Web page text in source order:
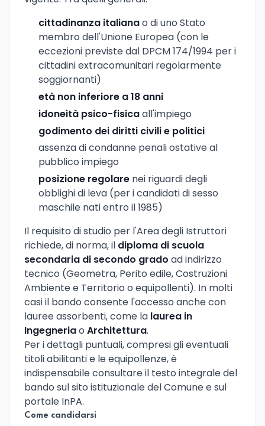
cittadinanza italianao di uno Stato
membro dell'Unione Europea (con le
eccezioni previste dal DPCM 174/1994 per i
cittadini extracomunitari regolarmente
soggiornanti)
età non inferiore a 18 anni
idoneità psico-fisicaall'impiego
godimento dei diritti civili e politici
assenza di condanne penali ostative al
pubblico impiego
posizione regolare nei riguardi degli
obblighi di leva (per i candidati di sesso
maschile nati entro il 1985)
Il requisito di studio per l'Area degli Istruttori
richiede, di norma, il diploma di scuola
secondaria di secondo grado ad indirizzo
tecnico (Geometra, Perito edile, Costruzioni
Ambiente e Territorio o equipollenti). In molti
casi il bando consente l'accesso anche con
lauree assorbenti, come la laurea in
Ingegneriao Architettura.
Per i dettagli puntuali, compresi gli eventuali
titoli abilitanti e le equipollenze, è
indispensabile consultare il testo integrale del
bando sul sito istituzionale del Comune e sul
portale InPA.
Come candidarsi